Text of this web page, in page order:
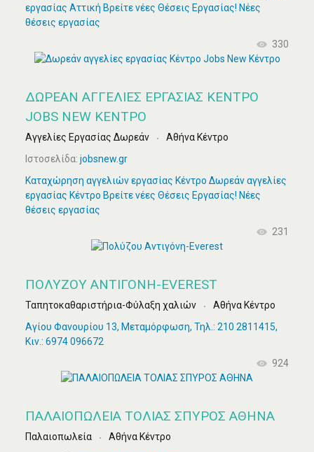
εργασίας Αττική Βρείτε νέες Θέσεις Εργασίας! Νέες
θέσεις εργασίας
330
ΔΩΡΕΆΝ ΑΓΓΕΛΊΕΣ ΕΡΓΑΣΊΑΣ ΚΈΝΤΡΟ
JOBS NEW ΚΈΝΤΡΟ
Αγγελίες Εργασίας Δωρεάν
Αθήνα Κέντρο
Ιστοσελίδα: jobsnew.gr
Καταχώρηση αγγελιών εργασίας Κέντρο Δωρεάν αγγελίες
εργασίας Κέντρο Βρείτε νέες Θέσεις Εργασίας! Νέες
θέσεις εργασίας
231
ΠΟΛΎΖΟΥ ΑΝΤΙΓΌΝΗ-EVEREST
Ταπητοκαθαριστήρια-Φύλαξη χαλιών
Αθήνα Κέντρο
Αγίου Φανουρίου 13, Μεταμόρφωση, Τηλ.: 210 2811415,
Κιν.: 6974 096672
924
ΠΑΛΑΙΟΠΩΛΕΙΑ ΤΟΛΙΑΣ ΣΠΥΡΟΣ ΑΘΗΝΑ
Παλαιοπωλεία
Αθήνα Κέντρο